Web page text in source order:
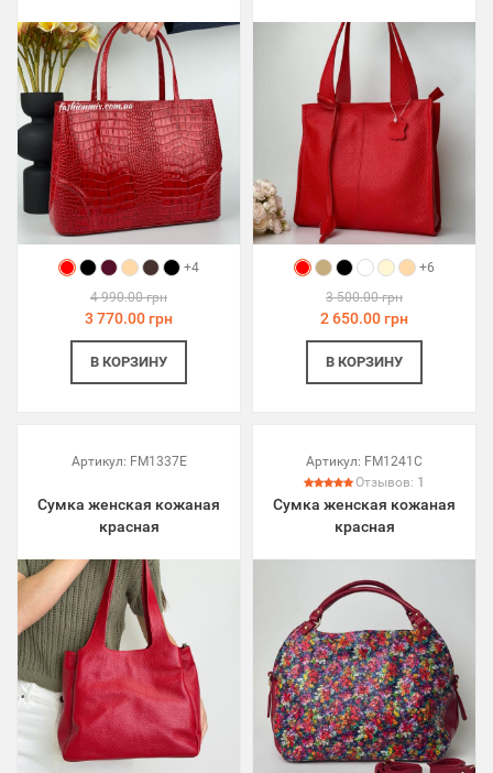
+4
4 990.00 грн
3 770.00 грн
В КОРЗИНУ
+6
3 500.00 грн
2 650.00 грн
В КОРЗИНУ
Артикул: FM1337E
Сумка женская кожаная
красная
Артикул: FM1241C
Отзывов: 1
Сумка женская кожаная
красная